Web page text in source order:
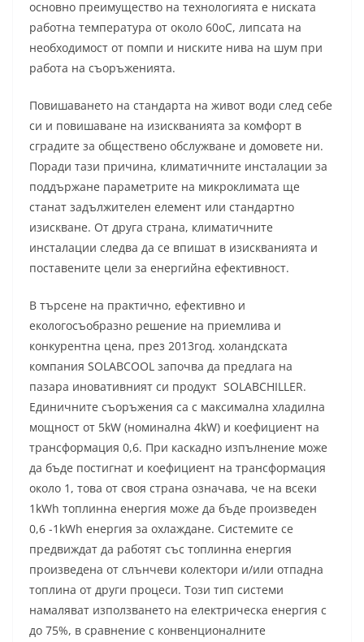
основно преимущество на технологията е ниската
работна температура от около 60оС, липсата на
необходимост от помпи и ниските нива на шум при
работа на съоръженията.
Повишаването на стандарта на живот води след себе
си и повишаване на изискванията за комфорт в
сградите за обществено обслужване и домовете ни.
Поради тази причина, климатичните инсталации за
поддържане параметрите на микроклимата ще
станат задължителен елемент или стандартно
изискване. От друга страна, климатичните
инсталации следва да се впишат в изискванията и
поставените цели за енергийна ефективност.
В търсене на практично, ефективно и
екологосъобразно решение на приемлива и
конкурентна цена, през 2013год. холандската
компания SOLABCOOL започва да предлага на
пазара иновативният си продукт SOLABCHILLER.
Единичните съоръжения са с максимална хладилна
мощност от 5kW (номинална 4kW) и коефициент на
трансформация 0,6. При каскадно изпълнение може
да бъде постигнат и коефициент на трансформация
около 1, това от своя страна означава, че на всеки
1kWh топлинна енергия може да бъде произведен
0,6 -1kWh енергия за охлаждане. Системите се
предвиждат да работят със топлинна енергия
произведена от слънчеви колектори и/или отпадна
топлина от други процеси. Този тип системи
намаляват използването на електрическа енергия с
до 75%, в сравнение с конвенционалните